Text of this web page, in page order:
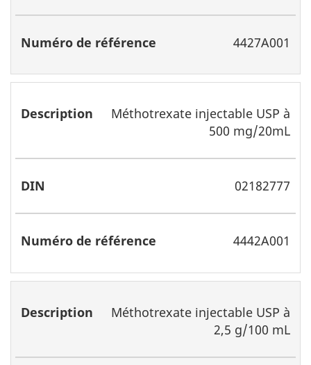
4427A001
Méthotrexate injectable USP à
500 mg/20mL
02182777
4442A001
Méthotrexate injectable USP à
2,5 g/100 mL